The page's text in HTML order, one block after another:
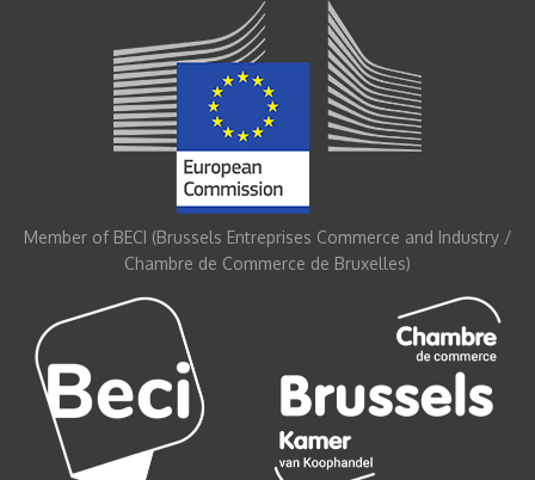
Member of BECI (Brussels Entreprises Commerce and Industry /
Chambre de Commerce de Bruxelles)